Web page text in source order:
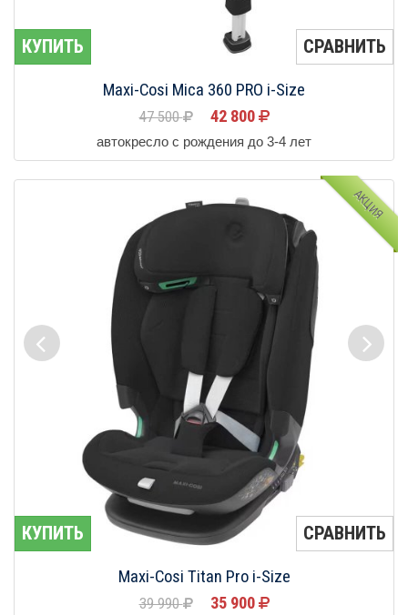
КУПИТЬ СРАВНИТЬ
Maxi-Cosi Mica 360 PRO i-Size
47 500 42 800
автокресло с рождения до 3-4 лет
АКЦИЯ
КУПИТЬ СРАВНИТЬ
Maxi-Cosi Titan Pro i-Size
39 990 35 900